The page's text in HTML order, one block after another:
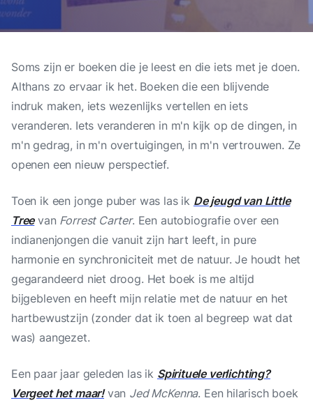
Soms zijn er boeken die je leest en die iets met je doen.
Althans zo ervaar ik het. Boeken die een blijvende
indruk maken, iets wezenlijks vertellen en iets
veranderen. Iets veranderen in m'n kijk op de dingen, in
m'n gedrag, in m'n overtuigingen, in m'n vertrouwen. Ze
openen een nieuw perspectief.
Toen ik een jonge puber was las ik De jeugd van Little
Treevan Forrest Carter. Een autobiografie over een
indianenjongen die vanuit zijn hart leeft, in pure
harmonie en synchroniciteit met de natuur. Je houdt het
gegarandeerd niet droog. Het boek is me altijd
bijgebleven en heeft mijn relatie met de natuur en het
hartbewustzijn (zonder dat ik toen al begreep wat dat
was) aangezet.
Een paar jaar geleden las ik Spirituele verlichting?
Vergeet het maar!van Jed McKenna. Een hilarisch boek